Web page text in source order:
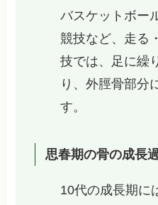
バスケットボー
競技など、走る
技では、足に繰
り、外脛骨部分
す。
思春期の骨の成長
10代の成長期に